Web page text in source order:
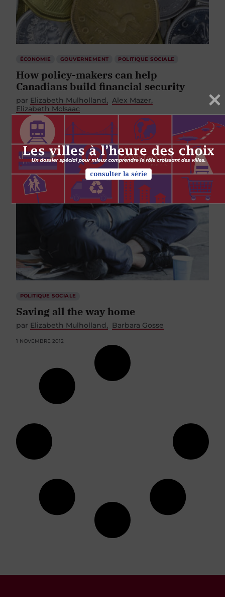
ÉCONOMIE GOUVERNEMENT POLITIQUE SOCIALE
How policy-makers can help
Canadians build financial security
par Elizabeth Mulholland
Alex Mazer
Elizabeth McIsaac
1 MARS 2019
POLITIQUE SOCIALE
Saving all the way home
par Elizabeth Mulholland Barbara Gosse
1 NOVEMBRE 2012